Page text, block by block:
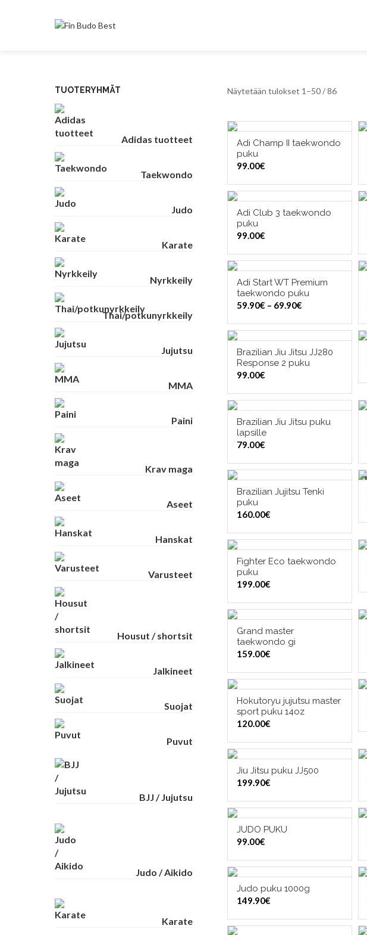
Näytetään tulokset 1–50 / 86
VALITSE VAIHTOEHDOISTA
Adi Champ II taekwondo
puku
99.00€
VALITSE VAIHTOEHDOISTA
Adi Club 3 taekwondo
puku
99.00€
VALITSE VAIHTOEHDOISTA
Adi Start WT Premium
taekwondo puku
59.90€ – 69.90€
-
69.90€
VALITSE VAIHTOEHDOISTA
Brazilian Jiu Jitsu JJ280
Response 2 puku
99.00€
VALITSE VAIHTOEHDOISTA
Brazilian Jiu Jitsu puku
lapsille
79.00€
VALITSE VAIHTOEHDOISTA
Brazilian Jujitsu Tenki
puku
160.00€
VALITSE VAIHTOEHDOISTA
Fighter Eco taekwondo
puku
199.00€
VALITSE VAIHTOEHDOISTA
Grand master
taekwondo gi
159.00€
VALITSE VAIHTOEHDOISTA
Hokutoryu jujutsu master
sport puku 14oz
120.00€
VALITSE VAIHTOEHDOISTA
Jiu Jitsu puku JJ500
199.90€
VALITSE VAIHTOEHDOISTA
JUDO PUKU
99.00€
VALITSE VAIHTOEHDOISTA
Judo puku 1000g
149.90€
TUOTERYHMÄT
Adidas tuotteet
Taekwondo
Judo
Karate
Nyrkkeily
Thai/potkunyrkkeily
Jujutsu
MMA
Paini
Krav maga
Aseet
Hanskat
Varusteet
Housut / shortsit
Jalkineet
Suojat
Puvut
BJJ / Jujutsu
Judo / Aikido
Karate